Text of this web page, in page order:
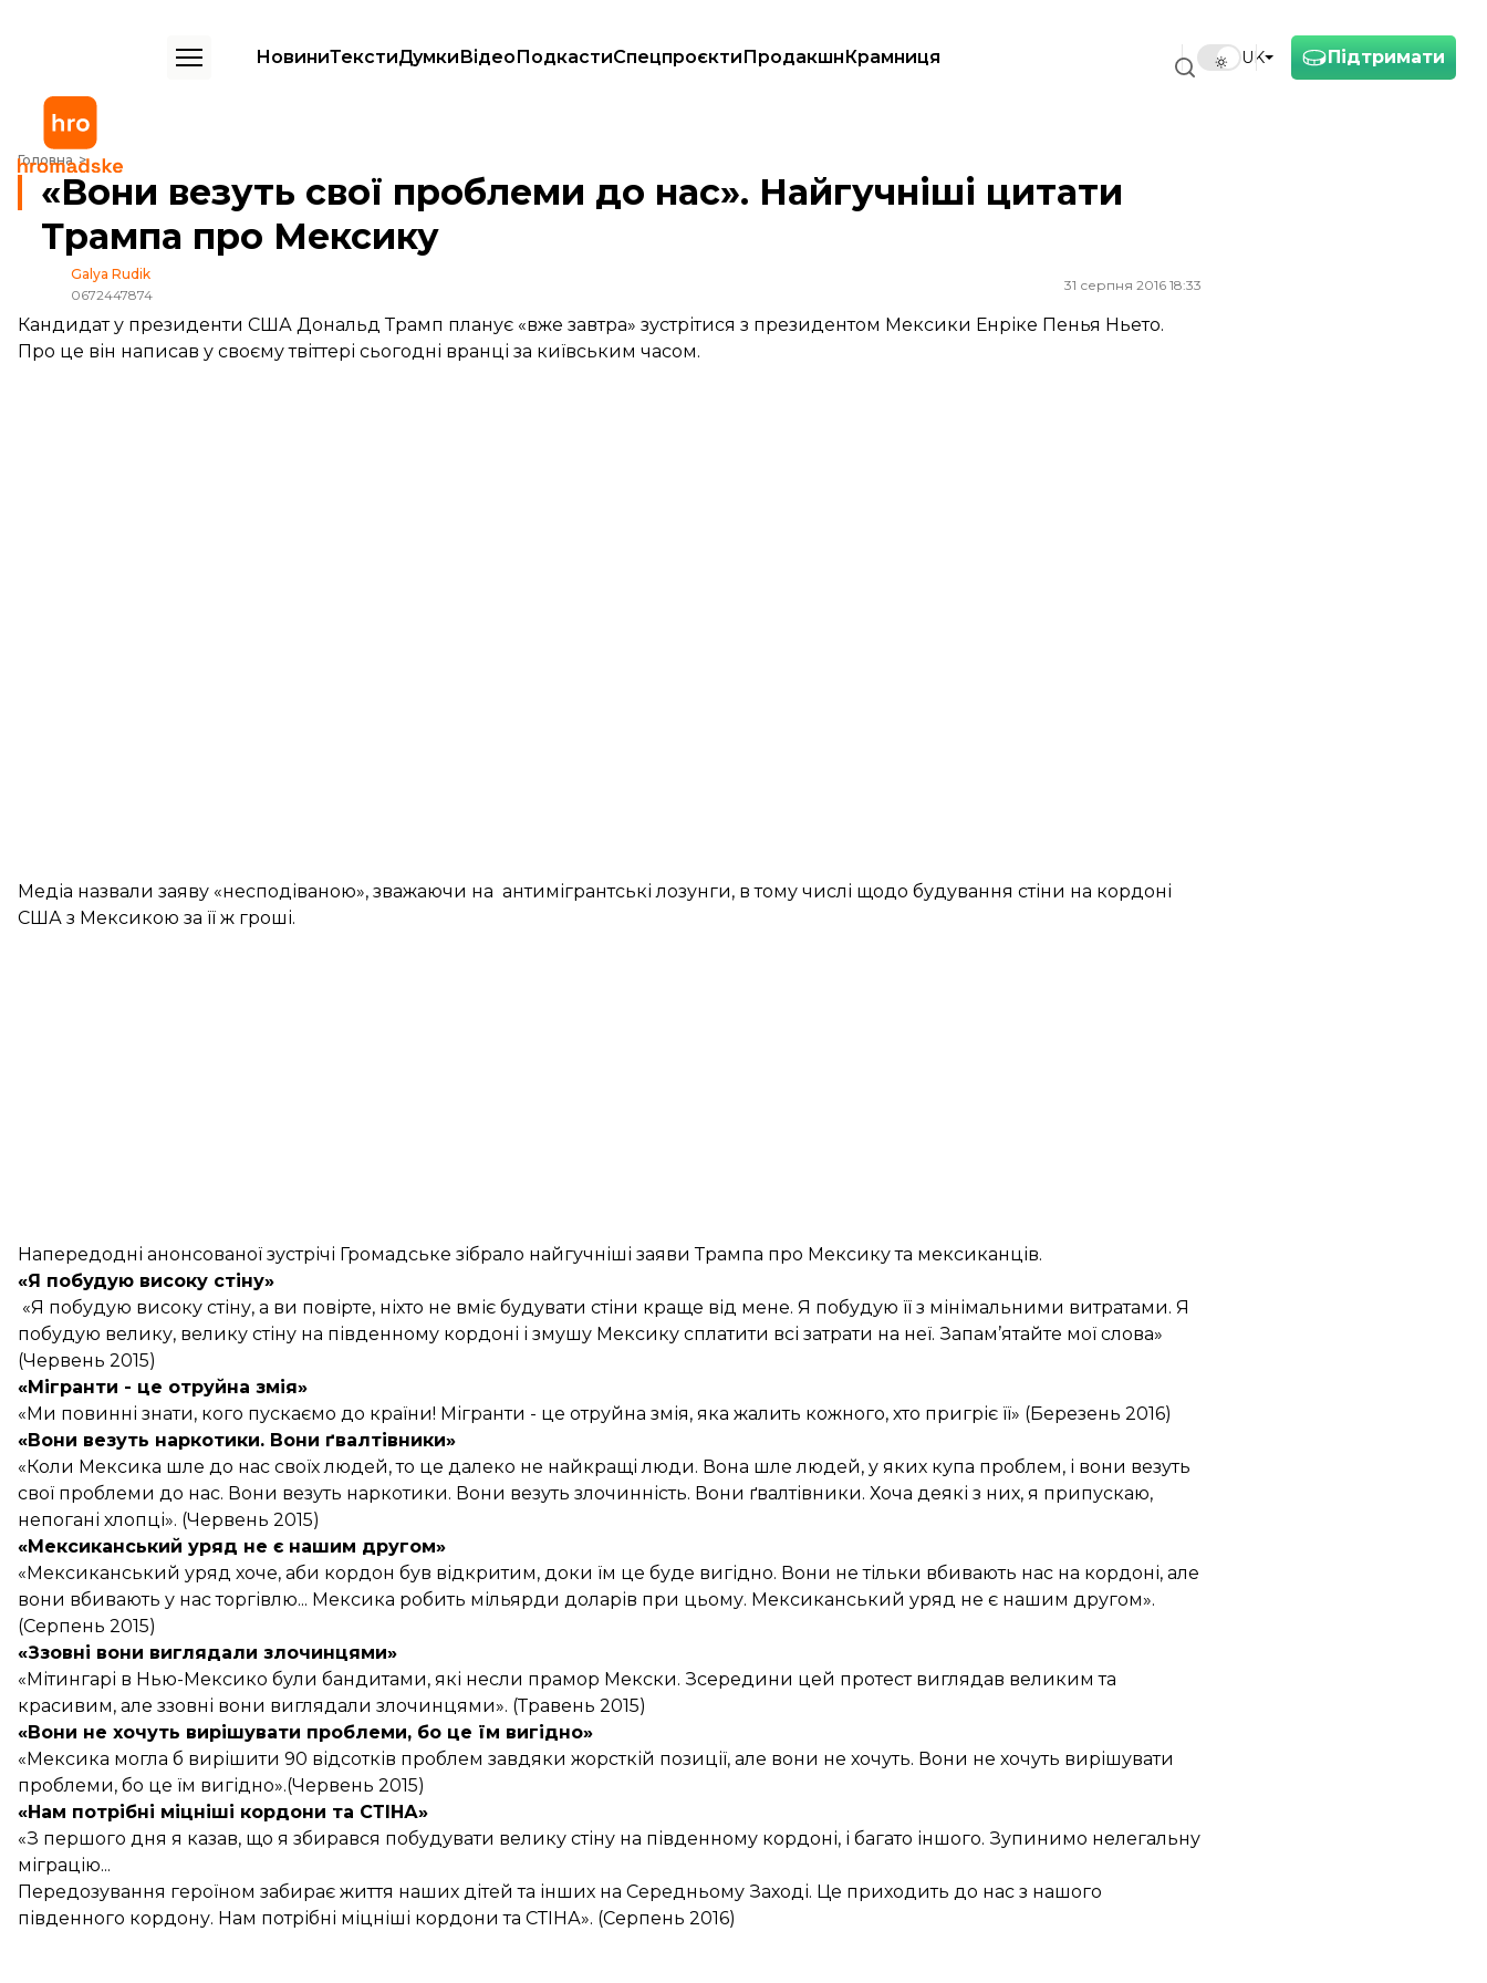
Підтримати
UK
НовиниТекстиДумкиВідеоПодкастиСпецпроєктиПродакшнКрамниця
Головна
«Вони везуть свої проблеми до нас». Найгучніші цитати Трампа про Мексику
«Вони везуть свої проблеми до нас». Найгучніші цитати
Трампа про Мексику
Galya Rudik
0672447874
31 серпня 2016 18:33
Кандидат у президенти США Дональд Трамп планує «вже завтра» зустрітися з президентом Мексики Енріке Пенья Ньето.
Про це він написав у своєму твіттері сьогодні вранці за київським часом.
Медіа назвали заяву «несподіваною», зважаючи на антимігрантські лозунги, в тому числі щодо будування стіни на кордоні
США з Мексикою за її ж гроші.
Напередодні анонсованої зустрічі Громадське зібрало найгучніші заяви Трампа про Мексику та мексиканців.
«Я побудую високу стіну»
«Я побудую високу стіну, а ви повірте, ніхто не вміє будувати стіни краще від мене. Я побудую її з мінімальними витратами. Я
побудую велику, велику стіну на південному кордоні і змушу Мексику сплатити всі затрати на неї. Запам’ятайте мої слова»
(Червень 2015)
«Мігранти - це отруйна змія»
«Ми повинні знати, кого пускаємо до країни! Мігранти - це отруйна змія, яка жалить кожного, хто пригріє її» (Березень 2016)
«Вони везуть наркотики. Вони ґвалтівники»
«Коли Мексика шле до нас своїх людей, то це далеко не найкращі люди. Вона шле людей, у яких купа проблем, і вони везуть
свої проблеми до нас. Вони везуть наркотики. Вони везуть злочинність. Вони ґвалтівники. Хоча деякі з них, я припускаю,
непогані хлопці». (Червень 2015)
«Мексиканський уряд не є нашим другом»
«Мексиканський уряд хоче, аби кордон був відкритим, доки їм це буде вигідно. Вони не тільки вбивають нас на кордоні, але
вони вбивають у нас торгівлю... Мексика робить мільярди доларів при цьому. Мексиканський уряд не є нашим другом».
(Серпень 2015)
«Ззовні вони виглядали злочинцями»
«Мітингарі в Нью-Мексико були бандитами, які несли прамор Мекски. Зсередини цей протест виглядав великим та
красивим, але ззовні вони виглядали злочинцями». (Травень 2015)
«Вони не хочуть вирішувати проблеми, бо це їм вигідно»
«Мексика могла б вирішити 90 відсотків проблем завдяки жорсткій позиції, але вони не хочуть. Вони не хочуть вирішувати
проблеми, бо це їм вигідно».(Червень 2015)
«Нам потрібні міцніші кордони та СТІНА»
«З першого дня я казав, що я збирався побудувати велику стіну на південному кордоні, і багато іншого. Зупинимо нелегальну
міграцію...
Передозування героїном забирає життя наших дітей та інших на Середньому Заході. Це приходить до нас з нашого
південного кордону. Нам потрібні міцніші кордони та СТІНА». (Серпень 2016)